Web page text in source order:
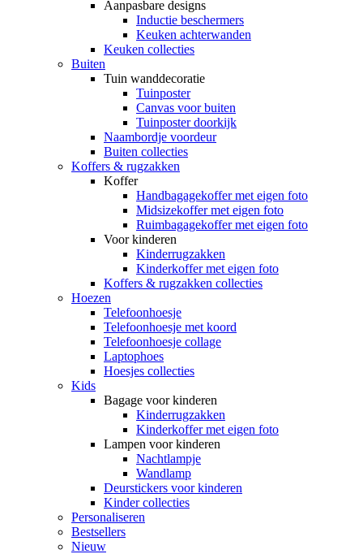
Aanpasbare designs
Inductie beschermers
Keuken achterwanden
Keuken collecties
Buiten
Tuin wanddecoratie
Tuinposter
Canvas voor buiten
Tuinposter doorkijk
Naambordje voordeur
Buiten collecties
Koffers & rugzakken
Koffer
Handbagagekoffer met eigen foto
Midsizekoffer met eigen foto
Ruimbagagekoffer met eigen foto
Voor kinderen
Kinderrugzakken
Kinderkoffer met eigen foto
Koffers & rugzakken collecties
Hoezen
Telefoonhoesje
Telefoonhoesje met koord
Telefoonhoesje collage
Laptophoes
Hoesjes collecties
Kids
Bagage voor kinderen
Kinderrugzakken
Kinderkoffer met eigen foto
Lampen voor kinderen
Nachtlampje
Wandlamp
Deurstickers voor kinderen
Kinder collecties
Personaliseren
Bestsellers
Nieuw